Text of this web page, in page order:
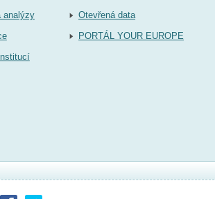
analýzy
Otevřená data
PORTÁL YOUR EUROPE